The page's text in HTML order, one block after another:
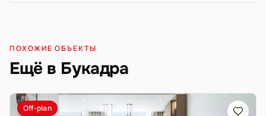
ПОХОЖИЕ ОБЪЕКТЫ
Ещё в Букадра
Off-plan